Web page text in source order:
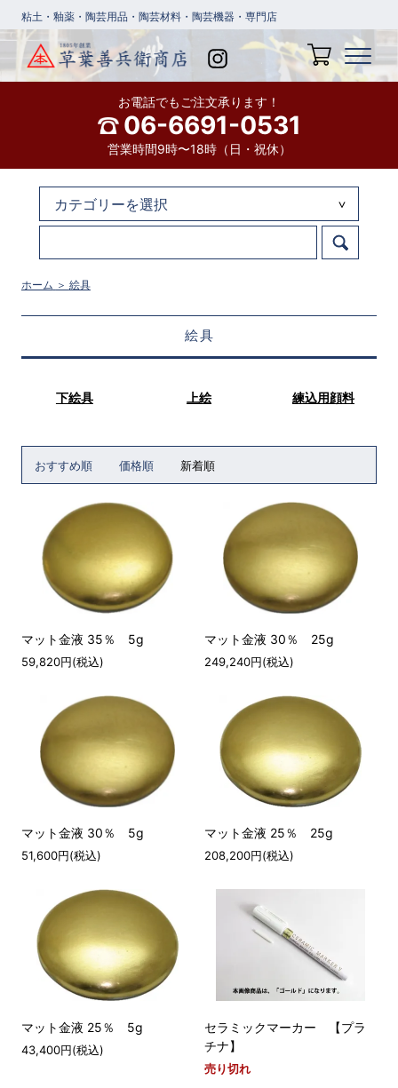
粘土・釉薬・陶芸用品・陶芸材料・陶芸機器・専門店
お電話でもご注文承ります！
06-6691-0531
営業時間9時〜18時（日・祝休）
ホーム ＞ 絵具
絵具
下絵具 上絵 練込用顔料
おすすめ順 価格順 新着順
マット金液 35％ 5g
59,820円(税込)
マット金液 30％ 25g
249,240円(税込)
マット金液 30％ 5g
51,600円(税込)
マット金液 25％ 25g
208,200円(税込)
マット金液 25％ 5g
43,400円(税込)
セラミックマーカー 【プラ
チナ】
売り切れ